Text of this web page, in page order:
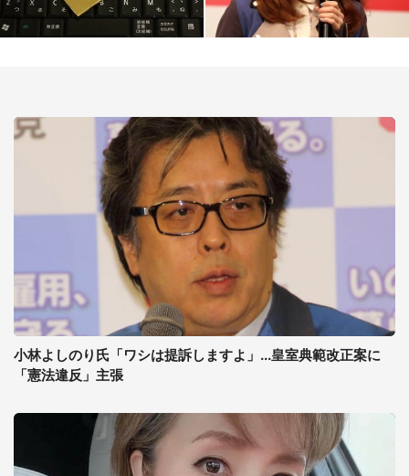
小林よしのり氏「ワシは提訴しますよ」...皇室典範改正案に
「憲法違反」主張